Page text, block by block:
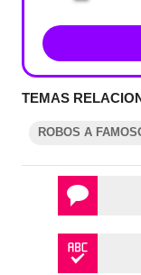
TEMAS
ROBOS A